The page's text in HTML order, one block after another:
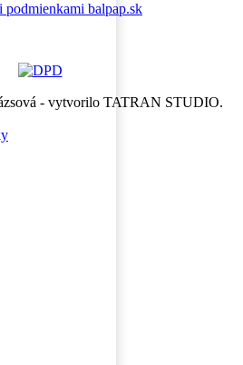
podmienkami balpap.sk
- vytvorilo TATRAN STUDIO.